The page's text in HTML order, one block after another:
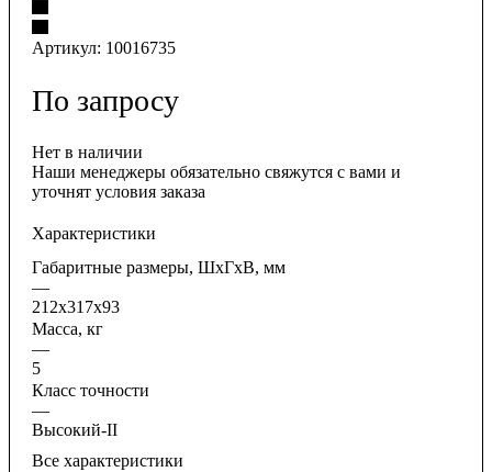
Артикул: 10016735
По запросу
Нет в наличии
Наши менеджеры обязательно свяжутся с вами и
уточнят условия заказа
Характеристики
Габаритные размеры, ШхГхВ, мм
—
212x317x93
Масса, кг
—
5
Класс точности
—
Высокий-II
Все характеристики